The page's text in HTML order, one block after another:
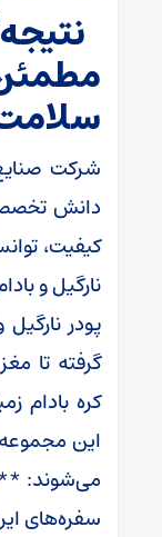
شرکت
دانش
کیفیت،
نارگیل و
پودر نارگیل
گرفته تا
کره بادام
این
می‌شوند:
سفره‌های